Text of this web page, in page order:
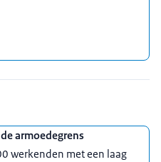
armoedegrens
werkenden met een laag